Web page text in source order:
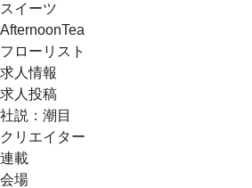
スイーツ
AfternoonTea
フローリスト
求人情報
求人投稿
社説：潮目
クリエイター
連載
会場